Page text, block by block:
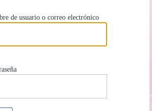
de usuario o correo electrónico